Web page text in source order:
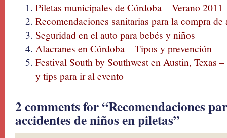
Piletas municipales de Córdoba – Verano 2011
Recomendaciones sanitarias para la compra de
Seguridad en el auto para bebés y niños
Alacranes en Córdoba – Tipos y prevención
Festival South by Southwest en Austin, Texas
y tips para ir al evento
2 comments for “Recomendaciones
accidentes de niños en piletas”